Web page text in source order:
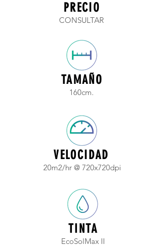
PRECIO
CONSULTAR
TAMAÑO
160cm.
VELOCIDAD
20m2/hr @ 720x720dpi
TINTA
EcoSolMax II